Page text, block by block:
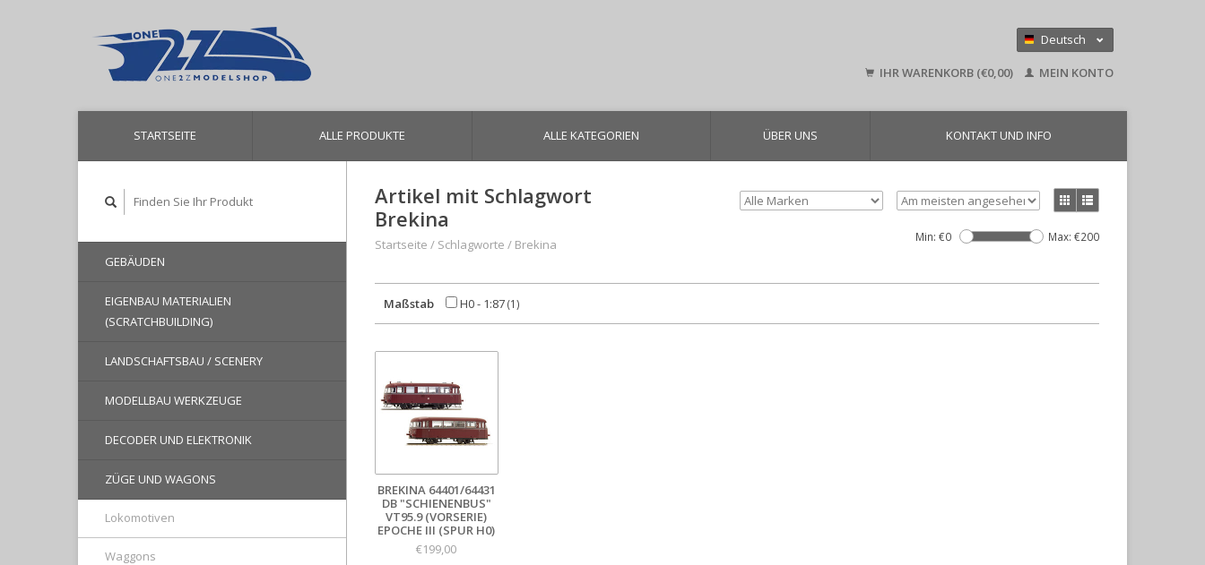
Deutsch
English
IHR WARENKORB (€0,00) MEIN KONTO
STARTSEITE ALLE PRODUKTE ALLE KATEGORIEN ÜBER UNS KONTAKT UND INFO
GEBÄUDEN
EIGENBAU MATERIALIEN
(SCRATCHBUILDING)
LANDSCHAFTSBAU / SCENERY
MODELLBAU WERKZEUGE
DECODER UND ELEKTRONIK
ZÜGE UND WAGONS
Lokomotiven
Waggons
Artikel mit Schlagwort
Brekina
Startseite / Schlagworte / Brekina Min: €0 Max: €200
Maßstab H0 - 1:87(1)
BREKINA 64401/64431
DB "SCHIENENBUS"
VT95.9 (VORSERIE)
EPOCHE III (SPUR H0)
€199,00